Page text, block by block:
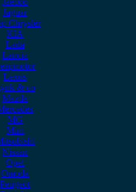
Jaguar
Chrysler
KIA
Lada
Lancia
Lexus
& co
Mazda
MG
Mini
Nissan
Opel
Omoda
Peugeot